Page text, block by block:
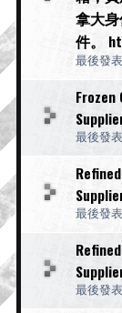
拿大
件。
最後發
Frozen
最後發
最後發
最後發